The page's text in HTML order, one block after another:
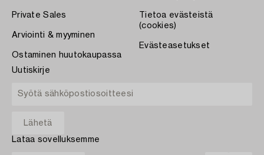
Private Sales
Arviointi & myyminen
Ostaminen huutokaupassa
Tietoa evästeistä
(cookies)
Evästeasetukset
Uutiskirje
Lataa sovelluksemme